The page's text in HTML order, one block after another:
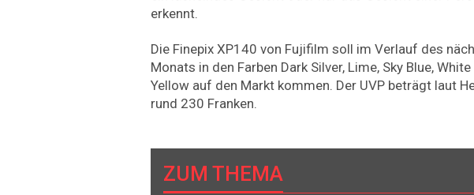
erkennt.
Die Finepix XP140 von Fujifilm soll im Verlauf des
Monats in den Farben Dark Silver, Lime, Sky Blue, White
Yellow auf den Markt kommen. Der UVP beträgt laut
rund 230 Franken.
ZUM THEMA